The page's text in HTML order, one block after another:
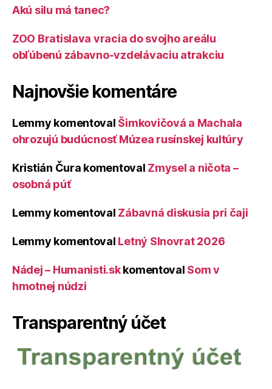
Akú silu má tanec?
ZOO Bratislava vracia do svojho areálu
obľúbenú zábavno-vzdelávaciu atrakciu
Najnovšie komentáre
Lemmy komentoval Šimkovičová a Machala
ohrozujú budúcnosť Múzea rusínskej kultúry
Kristián Čura komentoval Zmysel a ničota –
osobná púť
Lemmy komentoval Zábavná diskusia pri čaji
Lemmy komentoval Letný Slnovrat 2026
Nádej – Humanisti.skkomentoval Som v
hmotnej núdzi
Transparentný účet